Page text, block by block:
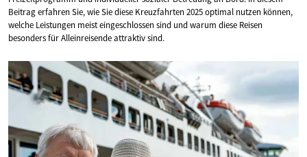
Beitrag erfahren Sie, wie Sie diese Kreuzfahrten 2025 optimal nutzen können,
welche Leistungen meist eingeschlossen sind und warum diese Reisen
besonders für Alleinreisende attraktiv sind.